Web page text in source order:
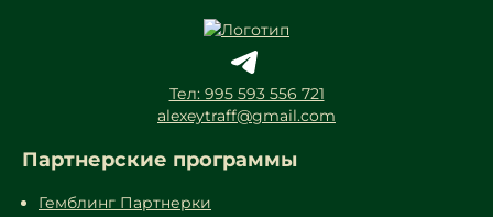
Тел: 995 593 556 721
alexeytraff@gmail.com
Партнерские программы
Гемблинг Партнерки